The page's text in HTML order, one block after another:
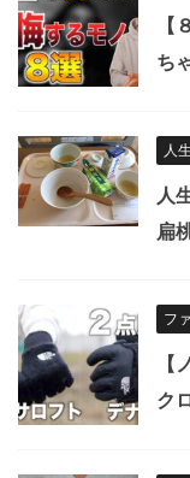
ち
人生
人
扁
フ
ク